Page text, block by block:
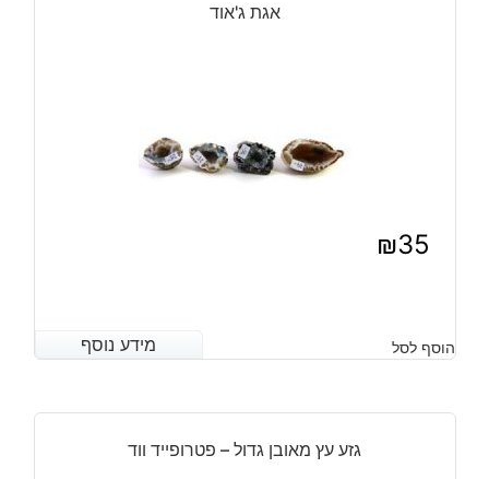
גוון
מידה:
40
אגת ג'אוד
₪35
מידע נוסף הוסף לסל מידע נוסף
גזע עץ מאובן גדול – פטרופייד ווד